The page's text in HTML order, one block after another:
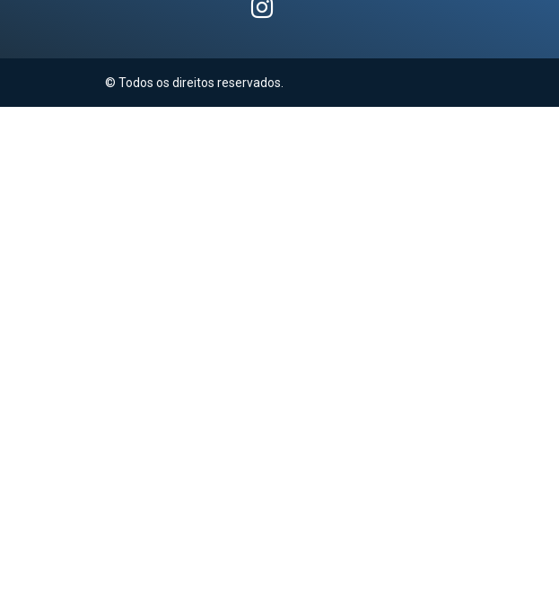
© Todos os direitos reservados.